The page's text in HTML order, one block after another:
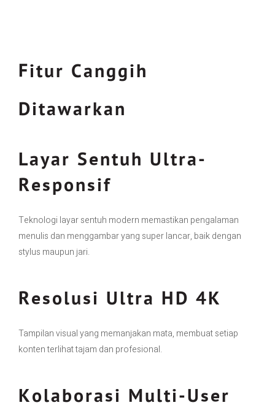
Fitur Canggih
Ditawarkan
Layar Sentuh Ultra-
Responsif
Teknologi layar sentuh modern memastikan pengalaman
menulis dan menggambar yang super lancar, baik dengan
stylus maupun jari.
Resolusi Ultra HD 4K
Tampilan visual yang memanjakan mata, membuat setiap
konten terlihat tajam dan profesional.
Kolaborasi Multi-User